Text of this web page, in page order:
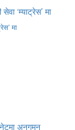
मा